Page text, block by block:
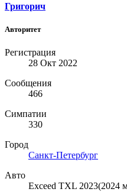
Григорич
Авторитет
Регистрация
28 Окт 2022
Сообщения
466
Симпатии
330
Город
Санкт-Петербург
Авто
Exceed TXL 2023(2024